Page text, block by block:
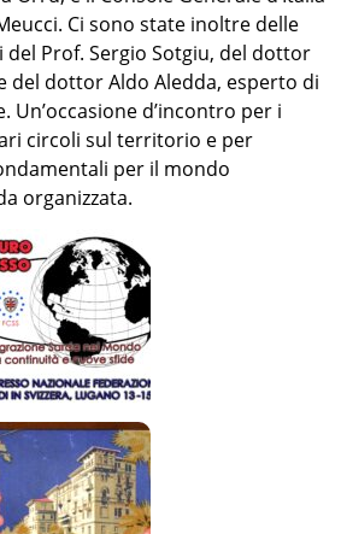
Ci sono state inoltre delle
Prof. Sergio Sotgiu, del dottor
del dottor Aldo Aledda, esperto di
Un’occasione d’incontro per i
circoli sul territorio e per
per il mondo
organizzata.